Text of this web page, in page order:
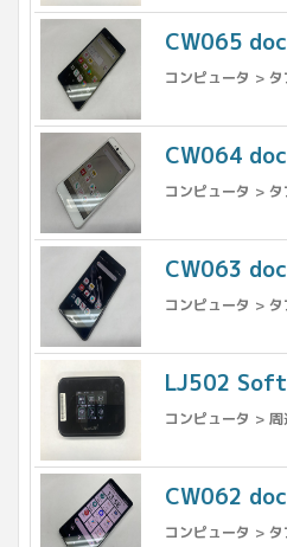
CW065
コンピュータ >
CW064
コンピュータ >
CW063
コンピュータ >
LJ502
コンピュータ >
CW062
コンピュータ >